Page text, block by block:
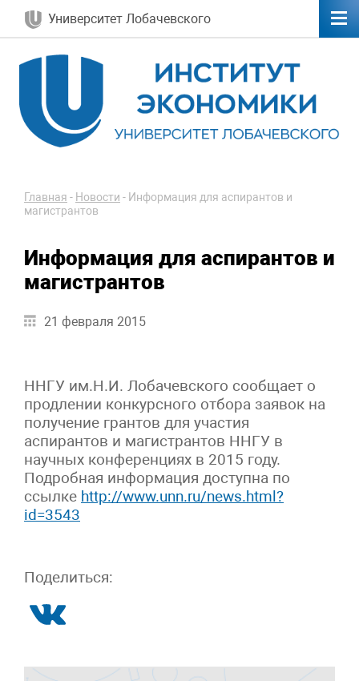
Университет Лобачевского
Главная - Новости - Информация для аспирантов и
магистрантов
Информация для аспирантов и
магистрантов
21 февраля 2015
ННГУ им.Н.И. Лобачевского сообщает о
продлении конкурсного отбора заявок на
получение грантов для участия
аспирантов и магистрантов ННГУ в
научных конференциях в 2015 году.
Подробная информация доступна по
ссылке http://www.unn.ru/news.html?
id=3543
Поделиться: